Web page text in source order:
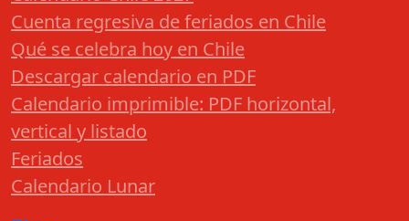
Cuenta regresiva de feriados en Chile
Qué se celebra hoy en Chile
Descargar calendario en PDF
Calendario imprimible: PDF horizontal,
vertical y listado
Feriados
Calendario Lunar